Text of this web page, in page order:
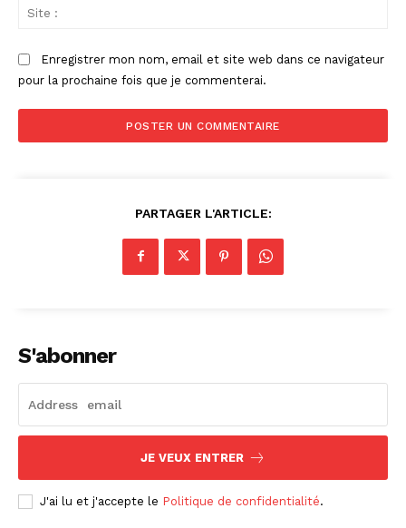
Enregistrer mon nom, email et site web dans ce navigateur
pour la prochaine fois que je commenterai.
PARTAGER L'ARTICLE:
S'abonner
JE VEUX ENTRER
J'ai lu et j'accepte le Politique de confidentialité.